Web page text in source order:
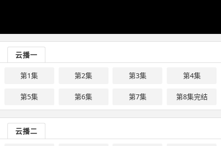
云播一
第1集 第2集 第3集 第4集
第5集 第6集 第7集 第8集完结
云播二